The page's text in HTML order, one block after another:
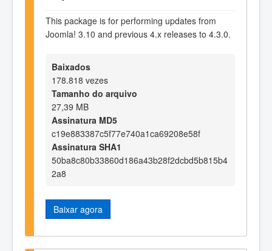
This package is for performing updates from
Joomla! 3.10 and previous 4.x releases to 4.3.0.
Baixados
178.818 vezes
Tamanho do arquivo
27,39 MB
Assinatura MD5
c19e883387c5f77e740a1ca69208e58f
Assinatura SHA1
50ba8c80b33860d186a43b28f2dcbd5b815b4
2a8
Baixar agora